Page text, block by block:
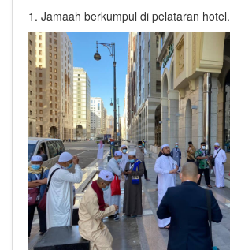
1. Jamaah berkumpul di pelataran hotel.